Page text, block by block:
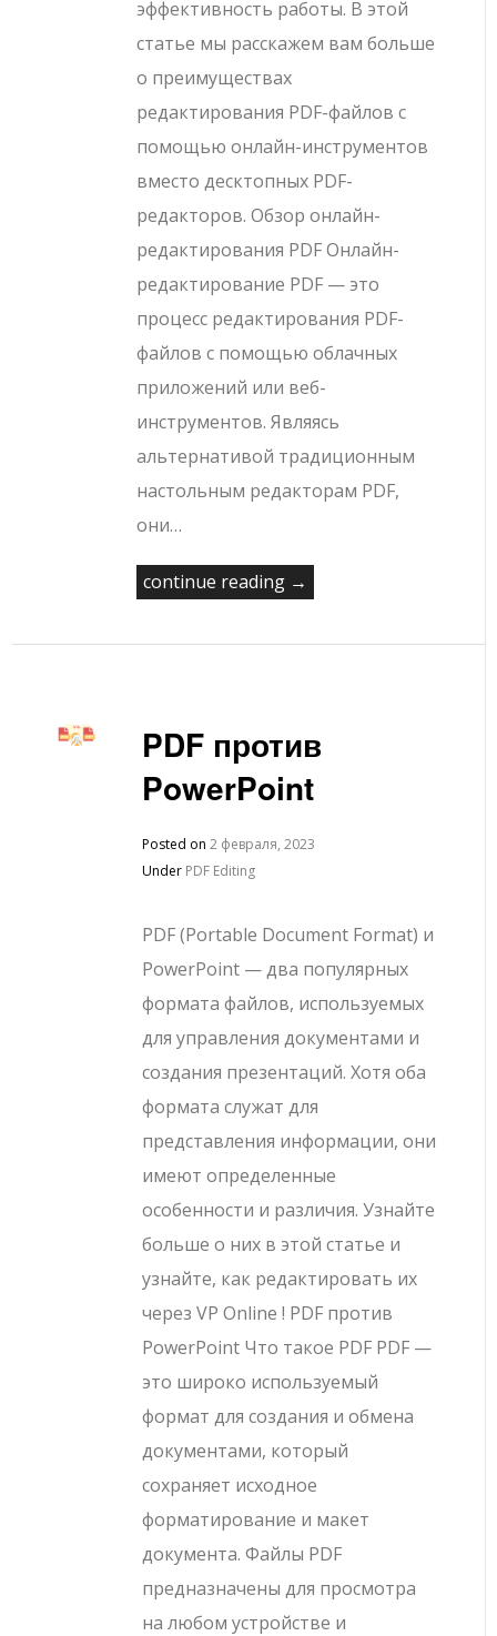
эффективность работы. В этой
статье мы расскажем вам больше
о преимуществах
редактирования PDF-файлов с
помощью онлайн-инструментов
вместо десктопных PDF-
редакторов. Обзор онлайн-
редактирования PDF Онлайн-
редактирование PDF — это
процесс редактирования PDF-
файлов с помощью облачных
приложений или веб-
инструментов. Являясь
альтернативой традиционным
настольным редакторам PDF,
они…
continue reading →
PDF против
PowerPoint
Posted on2 февраля, 2023
Under PDF Editing
PDF (Portable Document Format) и
PowerPoint — два популярных
формата файлов, используемых
для управления документами и
создания презентаций. Хотя оба
формата служат для
представления информации, они
имеют определенные
особенности и различия. Узнайте
больше о них в этой статье и
узнайте, как редактировать их
через VP Online ! PDF против
PowerPoint Что такое PDF PDF —
это широко используемый
формат для создания и обмена
документами, который
сохраняет исходное
форматирование и макет
документа. Файлы PDF
предназначены для просмотра
на любом устройстве и